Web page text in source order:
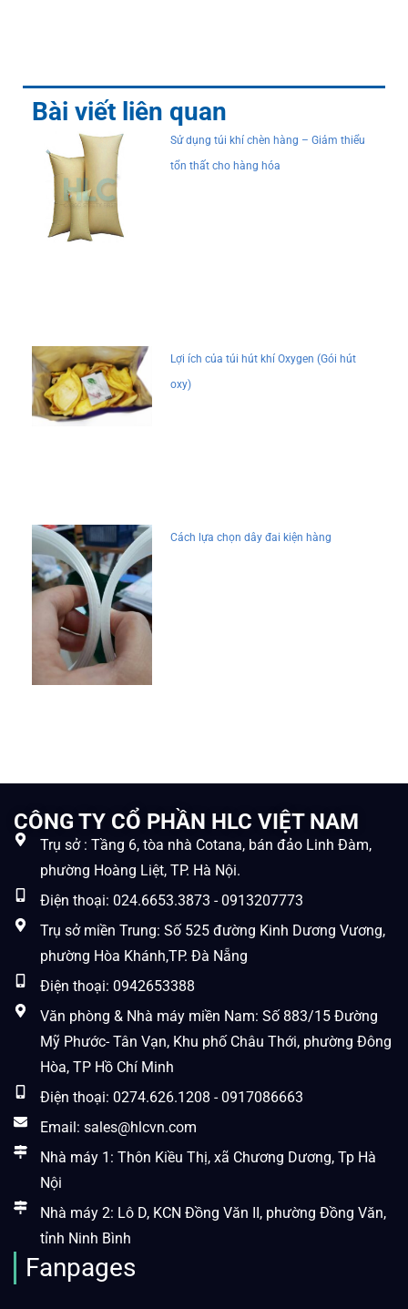
Bài viết liên quan
Sử dụng túi khí chèn hàng – Giảm thiểu
tổn thất cho hàng hóa
Lợi ích của túi hút khí Oxygen (Gói hút
oxy)
Cách lựa chọn dây đai kiện hàng
CÔNG TY CỔ PHẦN HLC VIỆT NAM
Trụ sở : Tầng 6, tòa nhà Cotana, bán đảo Linh Đàm,
phường Hoàng Liệt, TP. Hà Nội.
Điện thoại: 024.6653.3873 - 0913207773
Trụ sở miền Trung: Số 525 đường Kinh Dương Vương,
phường Hòa Khánh,TP. Đà Nẵng
Điện thoại: 0942653388
Văn phòng & Nhà máy miền Nam: Số 883/15 Đường
Mỹ Phước- Tân Vạn, Khu phố Châu Thới, phường Đông
Hòa, TP Hồ Chí Minh
Điện thoại: 0274.626.1208 - 0917086663
Email: sales@hlcvn.com
Nhà máy 1: Thôn Kiều Thị, xã Chương Dương, Tp Hà
Nội
Nhà máy 2: Lô D, KCN Đồng Văn II, phường Đồng Văn,
tỉnh Ninh Bình
Fanpages